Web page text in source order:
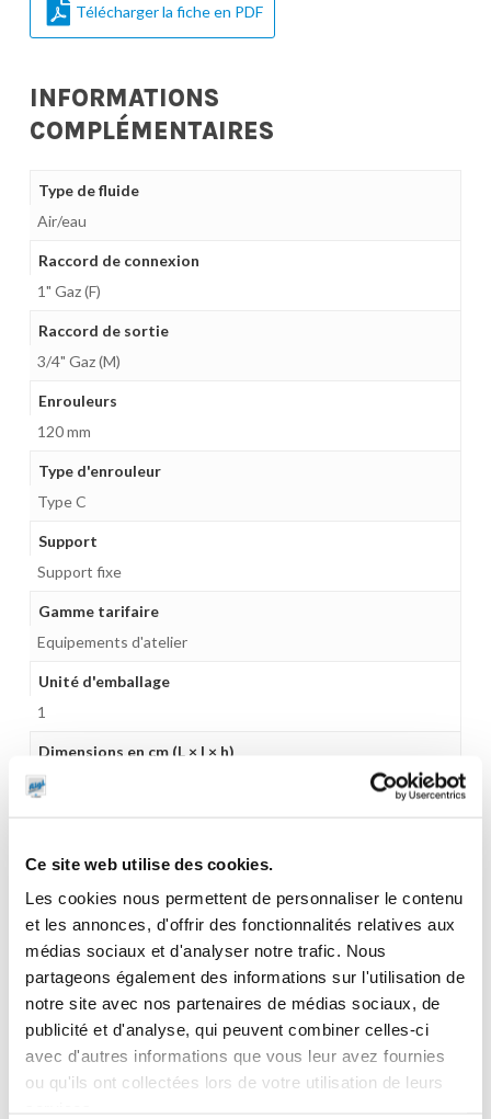
Ce site web utilise des cookies.
Les cookies nous permettent de personnaliser le contenu
et les annonces, d'offrir des fonctionnalités relatives aux
médias sociaux et d'analyser notre trafic. Nous
partageons également des informations sur l'utilisation de
notre site avec nos partenaires de médias sociaux, de
publicité et d'analyse, qui peuvent combiner celles-ci
avec d'autres informations que vous leur avez fournies
ou qu'ils ont collectées lors de votre utilisation de leurs
Télécharger la fiche en PDF
INFORMATIONS
COMPLÉMENTAIRES
Type de fluide
Air/eau
Raccord de connexion
1" Gaz (F)
Raccord de sortie
3/4" Gaz (M)
Enrouleurs
120 mm
Type d'enrouleur
Type C
Support
Support fixe
Gamme tarifaire
Equipements d'atelier
Unité d'emballage
1
Dimensions en cm (L × l × h)
60 x 12 x 59
Garantie
2 ans
Gencode
3284660422311